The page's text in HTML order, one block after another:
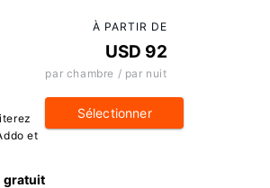
et
gratuit
À PARTIR DE
USD 92
par chambre / par nuit
Sélectionner